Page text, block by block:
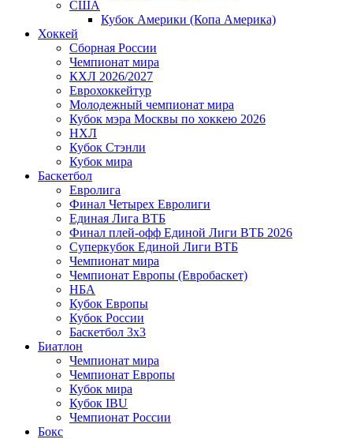
США
Кубок Америки (Копа Америка)
Хоккей
Сборная России
Чемпионат мира
КХЛ 2026/2027
Еврохоккейтур
Молодежный чемпионат мира
Кубок мэра Москвы по хоккею 2026
НХЛ
Кубок Стэнли
Кубок мира
Баскетбол
Евролига
Финал Четырех Евролиги
Единая Лига ВТБ
Финал плей-офф Единой Лиги ВТБ 2026
Суперкубок Единой Лиги ВТБ
Чемпионат мира
Чемпионат Европы (Евробаскет)
НБА
Кубок Европы
Кубок России
Баскетбол 3х3
Биатлон
Чемпионат мира
Чемпионат Европы
Кубок мира
Кубок IBU
Чемпионат России
Бокс